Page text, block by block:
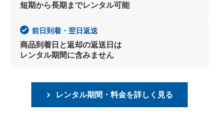
短期から長期までレンタル可能
前日到着・翌日返送
商品到着日と返却の返送日は
レンタル期間に含みません
レンタル期間・料金を詳しく見る